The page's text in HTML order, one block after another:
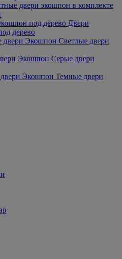
двери экошпон в комплекте
Двери
дерево
Светлые двери
Серые двери
Темные двери